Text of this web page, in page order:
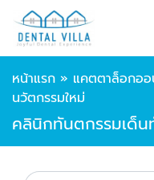
หน้าแรก » แคตตาล็อกออ
นวัตกรรมใหม่
คลินิกทันตกรรมเด็น